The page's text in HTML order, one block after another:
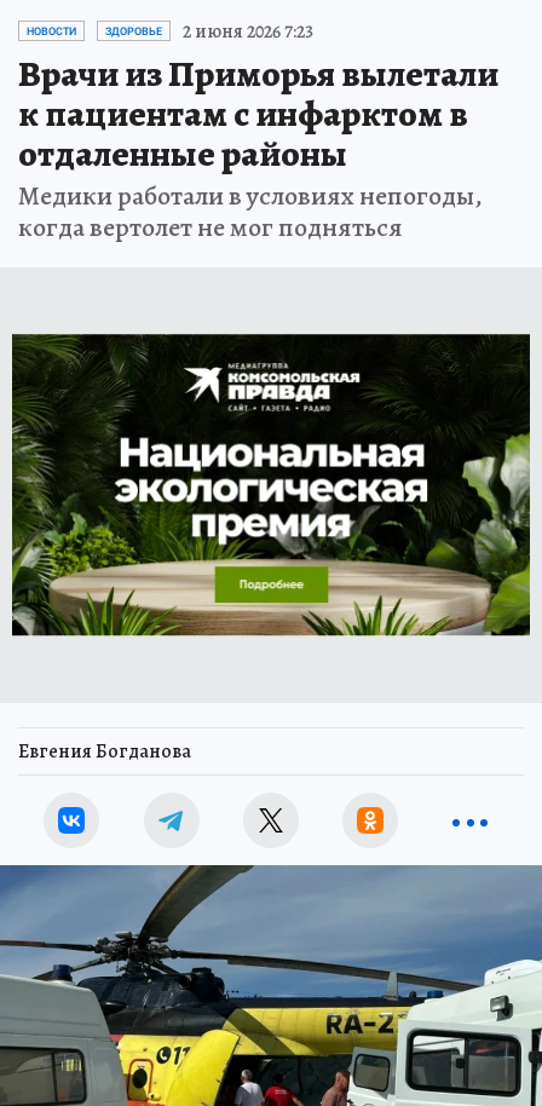
НОВОСТИ ЗДОРОВЬЕ 2 июня 2026 7:23
Врачи из Приморья вылетали
к пациентам с инфарктом в
отдаленные районы
Медики работали в условиях непогоды,
когда вертолет не мог подняться
Евгения Богданова